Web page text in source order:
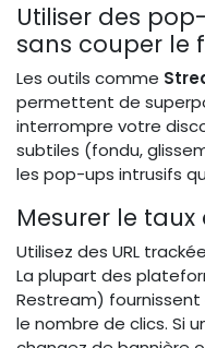
Utiliser des
sans couper le
Les outils comme
permettent de
interrompre votre
subtiles (fondu,
les pop-ups intrusifs
Mesurer le
Utilisez des URL
La plupart des
Restream)
le nombre de clics. Si